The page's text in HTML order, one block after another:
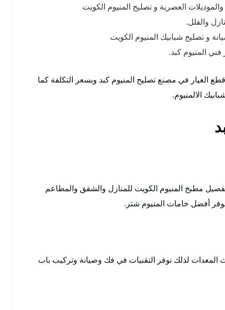
العصرية و تصليح المنيوم الكويت
والفلل.
و تصليح شبابيك المنيوم الكويت
المنيوم كبد.
الغيار في مصنع تصليح المنيوم كبد وبسعر التكلفة كما
الالمنيوم.
مطبخ المنيوم الكويت للمنازل والشقق والمطاعم
أفضل خامات المنيوم شتر.
لذلك نوفر التقنيات في فك وصيانة وتركيب باب